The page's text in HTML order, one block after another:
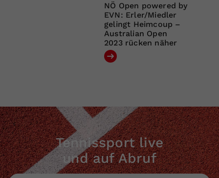
NÖ Open powered by
EVN: Erler/Miedler
gelingt Heimcoup –
Australian Open
2023 rücken näher
Tennissport live
und auf Abruf